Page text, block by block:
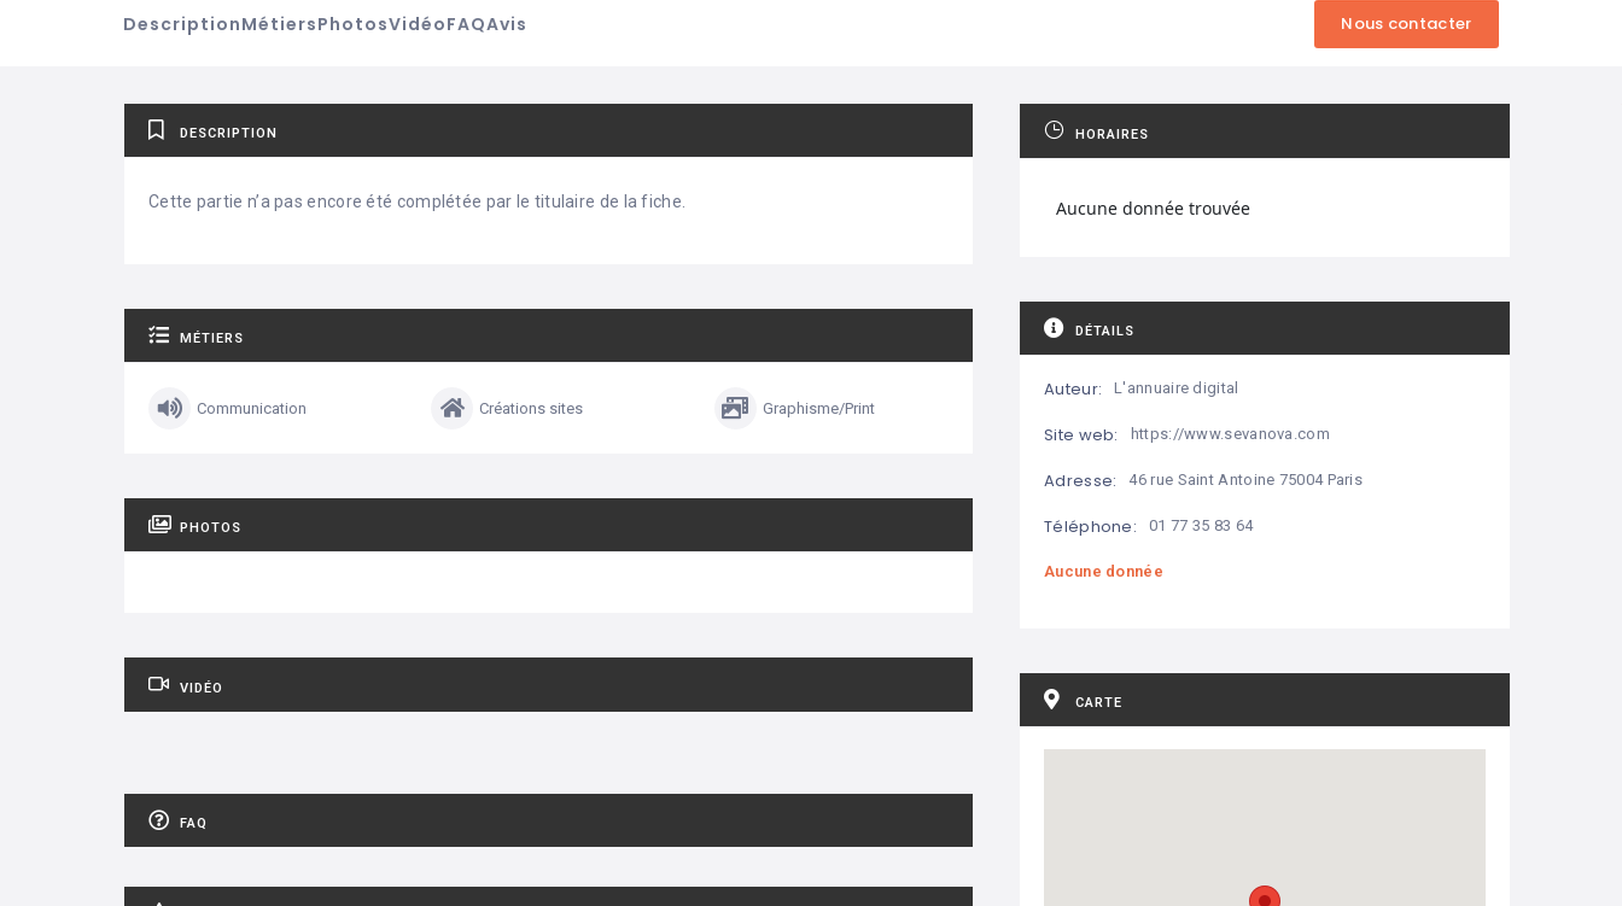
DescriptionMétiersPhotosVidéoFAQAvis
DESCRIPTION
Cette partie n’a pas encore été complétée par le titulaire de la fiche.
MÉTIERS
Communication Créations sites Graphisme/Print
PHOTOS
VIDÉO
FAQ
HORAIRES
Aucune donnée trouvée
DÉTAILS
Auteur: L'annuaire digital
Site web: https://www.sevanova.com
Adresse: 46 rue Saint Antoine 75004 Paris
Téléphone: 01 77 35 83 64
Aucune donnée
CARTE